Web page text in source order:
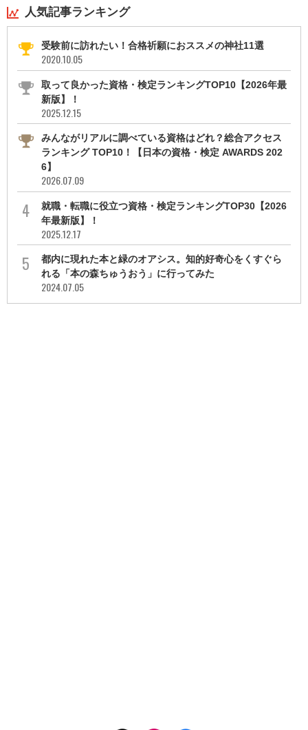
人気記事ランキング
受験前に訪れたい！合格祈願におススメの神社11選
2020.10.05
取って良かった資格・検定ランキングTOP10【2026年最
新版】！
2025.12.15
みんながリアルに調べている資格はどれ？総合アクセス
ランキング TOP10！【日本の資格・検定 AWARDS 202
6】
2026.07.09
就職・転職に役立つ資格・検定ランキングTOP30【2026
年最新版】！
2025.12.17
都内に現れた本と緑のオアシス。知的好奇心をくすぐら
れる「本の森ちゅうおう」に行ってみた
2024.07.05